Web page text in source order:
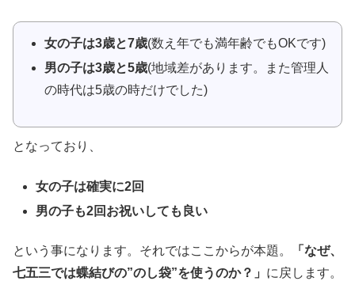
女の子は3歳と7歳(数え年でも満年齢でもOKです)
男の子は3歳と5歳(地域差があります。また管理人
の時代は5歳の時だけでした)
となっており、
女の子は確実に2回
男の子も2回お祝いしても良い
という事になります。それではここからが本題。
「なぜ、
七五三では蝶結びの”のし袋”を使うのか？」 に戻します。